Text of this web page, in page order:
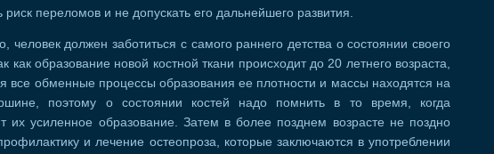
переломов и не допускать его дальнейшего развития.
человек должен заботиться с самого раннего детства о состоянии своего
как образование новой костной ткани происходит до 20 летнего возраста,
все обменные процессы образования ее плотности и массы находятся на
поэтому о состоянии костей надо помнить в то время, когда
их усиленное образование. Затем в более позднем возрасте не поздно
и лечение остеопроза, которые заключаются в употреблении